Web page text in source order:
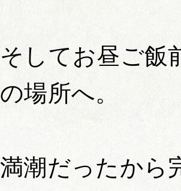
そしてお昼ご飯
の場所へ。
満潮だったから